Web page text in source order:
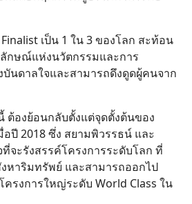
เป็น 1 ใน 3 ของโลก สะท้อน
ษณ์แห่งนวัตกรรมและการ
บันดาลใจและสามารถดึงดูดผู้คนจาก
ต้องย้อนกลับตั้งแต่จุดตั้งต้นของ
อปี 2018 ซึ่ง สยามพิวรรธน์ และ
จะรังสรรค์โครงการระดับโลก ที่
หาริมทรัพย์ และสามารถออกไป
รงการใหญ่ระดับ World Class ใน